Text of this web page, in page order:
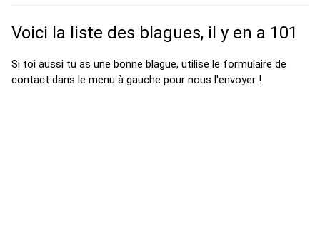
Voici la liste des blagues, il y en a 101
Si toi aussi tu as une bonne blague, utilise le formulaire de
contact dans le menu à gauche pour nous l'envoyer !